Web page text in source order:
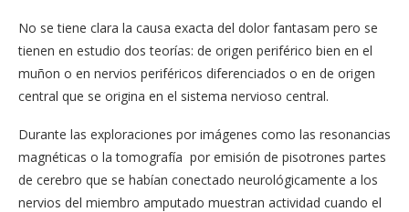
No se tiene clara la causa exacta del dolor fantasam pero se
tienen en estudio dos teorías: de origen periférico bien en el
muñon o en nervios periféricos diferenciados o en de origen
central que se origina en el sistema nervioso central.
Durante las exploraciones por imágenes como las resonancias
magnéticas o la tomografía por emisión de pisotrones partes
de cerebro que se habían conectado neurológicamente a los
nervios del miembro amputado muestran actividad cuando el